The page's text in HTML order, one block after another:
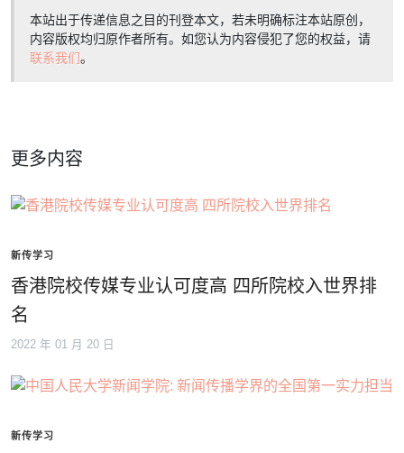
本站出于传递信息之目的刊登本文，若未明确标注本站原创，
内容版权均归原作者所有。如您认为内容侵犯了您的权益，请
联系我们。
更多内容
新传学习
香港院校传媒专业认可度高 四所院校入世界排
名
2022 年 01 月 20 日
新传学习